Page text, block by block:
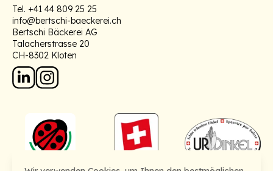
Tel. +41 44 809 25 25
info@bertschi-baeckerei.ch
Bertschi Bäckerei AG
Talacherstrasse 20
CH-8302 Kloten